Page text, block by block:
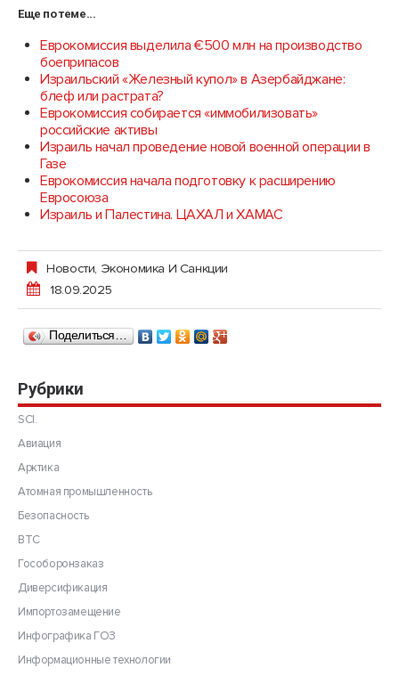
Еще по теме...
Еврокомиссия выделила €500 млн на производство
боеприпасов
Израильский «Железный купол» в Азербайджане:
блеф или растрата?
Еврокомиссия собирается «иммобилизовать»
российские активы
Израиль начал проведение новой военной операции в
Газе
Еврокомиссия начала подготовку к расширению
Евросоюза
Израиль и Палестина. ЦАХАЛ и ХАМАС
Новости, Экономика И Санкции
18.09.2025
Поделиться…
Рубрики
SCI.
Авиация
Арктика
Атомная промышленность
Безопасность
ВТС
Гособоронзаказ
Диверсификация
Импортозамещение
Инфографика ГОЗ
Информационные технологии